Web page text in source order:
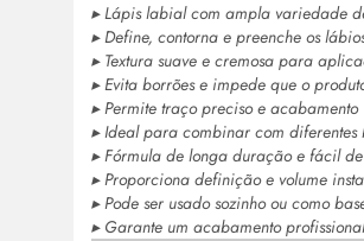
▸ Lápis labial com ampla variedade
▸ Define, contorna e preenche os
▸ Textura suave e cremosa para
▸ Evita borrões e impede que o
▸ Permite traço preciso e acabamento
▸ Ideal para combinar com diferentes
▸ Fórmula de longa duração e fácil
▸ Proporciona definição e volume
▸ Pode ser usado sozinho ou como
▸ Garante um acabamento